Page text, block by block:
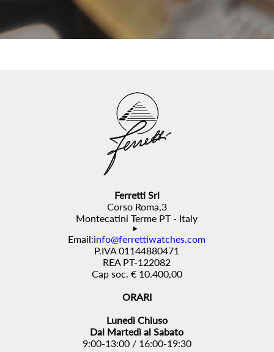
Ferretti Srl
Corso Roma,3
Montecatini Terme PT - Italy
Email:info@ferrettiwatches.com
P.IVA 01144880471
REA PT-122082
Cap soc. € 10.400,00
ORARI
Lunedì Chiuso
Dal Martedì al Sabato
9:00-13:00 / 16:00-19:30